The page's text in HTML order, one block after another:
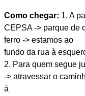
Como chegar: 1. A
CEPSA -> parque de
ferro -> estamos ao
fundo da rua à
2. Para quem segue
-> atravessar o
à